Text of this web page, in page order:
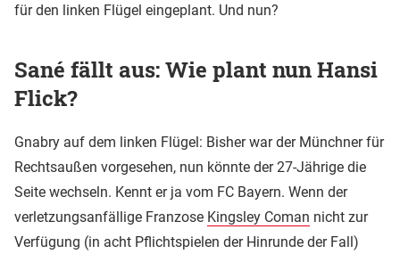
für den linken Flügel eingeplant. Und nun?
Sané fällt aus: Wie plant nun Hansi
Flick?
Gnabry auf dem linken Flügel: Bisher war der Münchner für
Rechtsaußen vorgesehen, nun könnte der 27-Jährige die
Seite wechseln. Kennt er ja vom FC Bayern. Wenn der
verletzungsanfällige Franzose Kingsley Coman nicht zur
Verfügung (in acht Pflichtspielen der Hinrunde der Fall)